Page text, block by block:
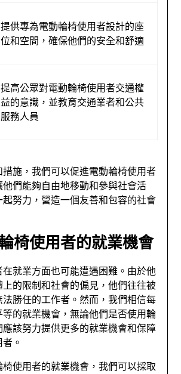
提供專為電動輪椅使用者設計的座
位和空間，確保他們的安全和舒適
提高公眾對電動輪椅使用者交通權
益的意識，並教育交通業者和公共
服務人員
施，我們可以促進電動輪椅使用者
他們能夠自由地移動和參與社會活
努力，營造一個友善和包容的社會
椅使用者的就業機會
就業方面也可能遭遇困難。由於他
的限制和社會的偏見，他們往往被
勝任的工作者。然而，我們相信每
的就業機會，無論他們是否使用輪
該努力提供更多的就業機會和保障
。
使用者的就業機會，我們可以採取